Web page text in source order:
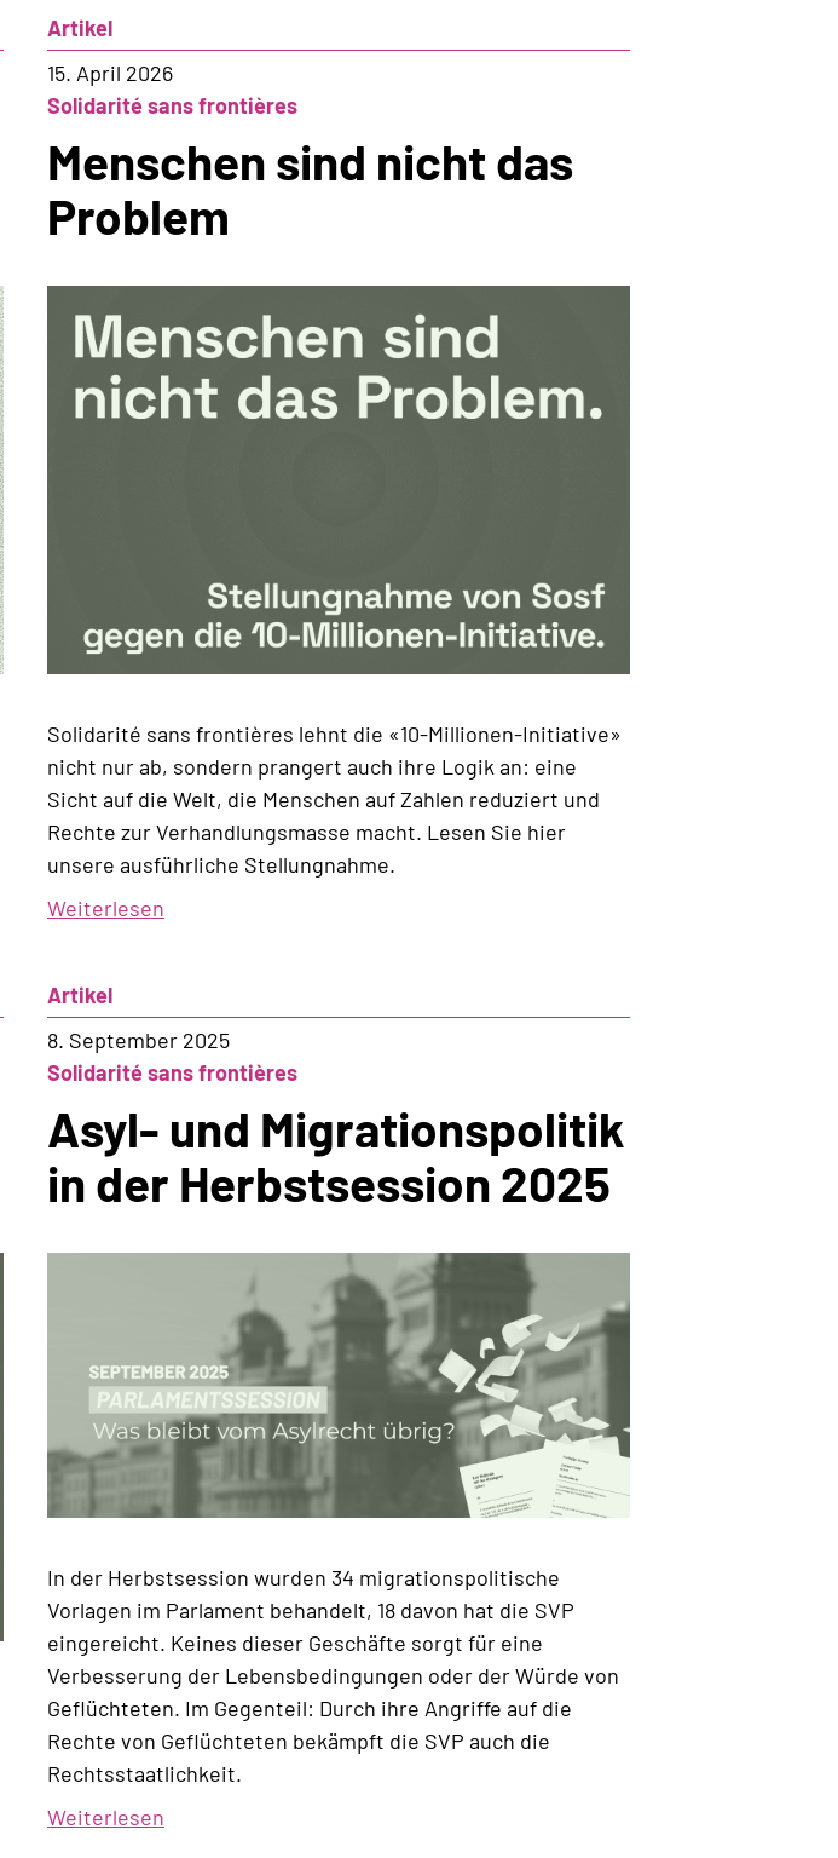
Millionen-
Initiative
Artikel
15. April 2026
Solidarité sans frontières
Menschen sind nicht das
Problem
Solidarité sans frontières lehnt die «10-Millionen-Initiative»
nicht nur ab, sondern prangert auch ihre Logik an: eine
Sicht auf die Welt, die Menschen auf Zahlen reduziert und
Rechte zur Verhandlungsmasse macht. Lesen Sie hier
unsere ausführliche Stellungnahme.
Weiterlesen
das
Problem
Artikel
8. September 2025
Solidarité sans frontières
Asyl- und Migrationspolitik
in der Herbstsession 2025
In der Herbstsession wurden 34 migrationspolitische
Vorlagen im Parlament behandelt, 18 davon hat die SVP
eingereicht. Keines dieser Geschäfte sorgt für eine
Verbesserung der Lebensbedingungen oder der Würde von
Geflüchteten. Im Gegenteil: Durch ihre Angriffe auf die
Rechte von Geflüchteten bekämpft die SVP auch die
Rechtsstaatlichkeit.
Weiterlesen